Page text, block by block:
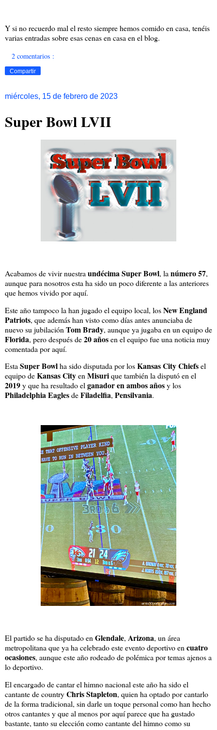
Y si no recuerdo mal el resto siempre hemos comido en casa, tenéis
varias entradas sobre esas cenas en casa en el blog.
2 comentarios :
Compartir
miércoles, 15 de febrero de 2023
Super Bowl LVII
Acabamos de vivir nuestra undécima Super Bowl, la número 57,
aunque para nosotros esta ha sido un poco diferente a las anteriores
que hemos vivido por aquí.
Este año tampoco la han jugado el equipo local, losNew England
Patriots, que además han visto como días antes anunciaba de
nuevo su jubilación Tom Brady, aunque ya jugaba en un equipo de
Florida, pero después de20 añosen el equipo fue una noticia muy
comentada por aquí.
EstaSuper Bowlha sido disputada por losKansas City Chiefsel
equipo deKansas CityenMisurique también la disputó en el
2019y que ha resultado elganador en ambos añosy los
Philadelphia EaglesdeFiladelfia, Pensilvania.
El partido se ha disputado en Glendale, Arizona, un área
metropolitana que ya ha celebrado este evento deportivo en cuatro
ocasiones, aunque este año rodeado de polémica por temas ajenos a
lo deportivo.
El encargado de cantar el himno nacional este año ha sido el
cantante de countryChris Stapleton, quien ha optado por cantarlo
de la forma tradicional, sin darle un toque personal como han hecho
otros cantantes y que al menos por aquí parece que ha gustado
bastante, tanto su elección como cantante del himno como su